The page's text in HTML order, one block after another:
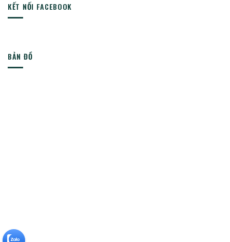
KẾT NỐI FACEBOOK
BẢN ĐỒ